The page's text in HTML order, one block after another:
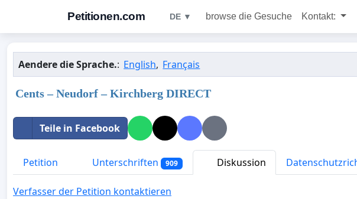
Petitionen.com DE ▼ browse die Gesuche Kontakt:
Aendere die Sprache.: English, Français
Cents – Neudorf – Kirchberg DIRECT
Teile in Facebook
Petition Unterschriften 909 Diskussion
Verfasser der Petition kontaktieren